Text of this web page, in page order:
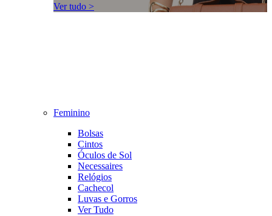
Ver tudo >
Feminino
Bolsas
Cintos
Óculos de Sol
Necessaires
Relógios
Cachecol
Luvas e Gorros
Ver Tudo